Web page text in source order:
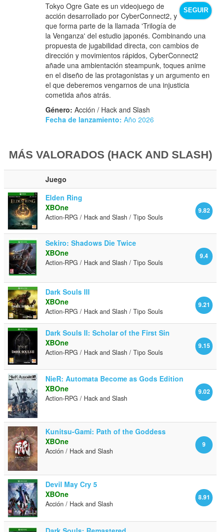
SEGUIR
Tokyo Ogre Gate es un videojuego de
acción desarrollado por CyberConnect2, y
que forma parte de la llamada 'Trilogía de
la Venganza' del estudio japonés. Combinando una
propuesta de jugabilidad directa, con cambios de
dirección y movimientos rápidos, CyberConnect2
añade una ambientación steampunk, toques anime
en el diseño de las protagonistas y un argumento en
el que deberemos vengarnos de una injusticia
cometida años atrás.
Género: Acción / Hack and Slash
Fecha de lanzamiento: Año 2026
MÁS VALORADOS (HACK AND SLASH)
Juego
Elden Ring
9.82
XBOne
Action-RPG / Hack and Slash / Tipo Souls
Sekiro: Shadows Die Twice
9.4
XBOne
Action-RPG / Hack and Slash / Tipo Souls
Dark Souls III
9.21
XBOne
Action-RPG / Hack and Slash / Tipo Souls
Dark Souls II: Scholar of the First Sin
9.15
XBOne
Action-RPG / Hack and Slash / Tipo Souls
NieR: Automata Become as Gods Edition
9.02
XBOne
Action-RPG / Hack and Slash
Kunitsu-Gami: Path of the Goddess
9
XBOne
Acción / Hack and Slash
Devil May Cry 5
8.91
XBOne
Acción / Hack and Slash